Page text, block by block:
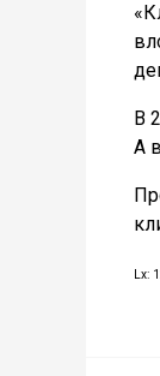
В
А
Lx: